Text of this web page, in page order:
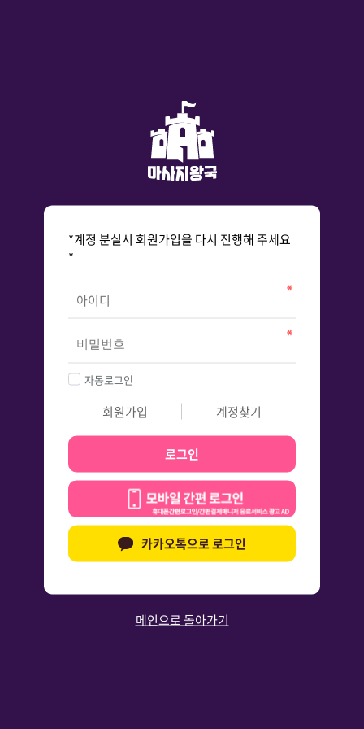
*계정 분실시 회원가입을 다시 진행해 주세요
*
자동로그인
회원가입 계정찾기
로그인
카카오톡으로 로그인
메인으로 돌아가기